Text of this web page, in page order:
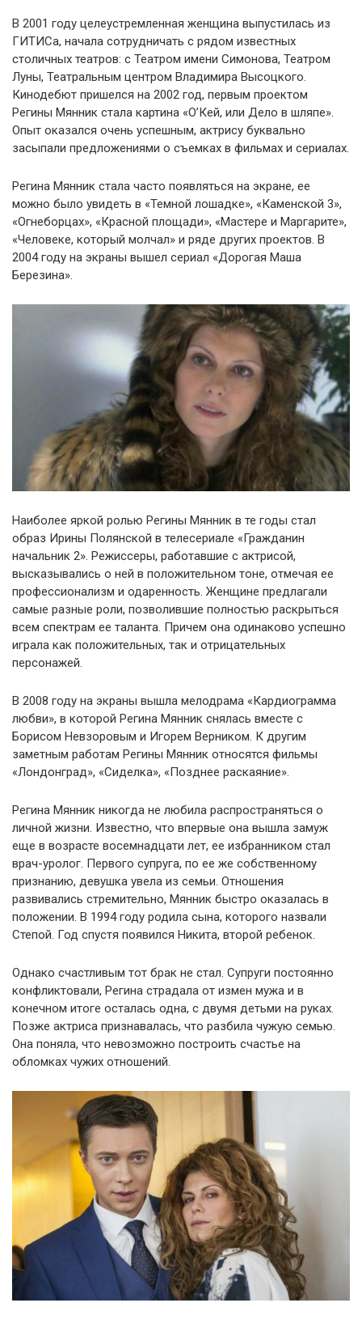
В 2001 году целеустремленная женщина выпустилась из
ГИТИСа, начала сотрудничать с рядом известных
столичных театров: с Театром имени Симонова, Театром
Луны, Театральным центром Владимира Высоцкого.
Кинодебют пришелся на 2002 год, первым проектом
Регины Мянник стала картина «О’Кей, или Дело в шляпе».
Опыт оказался очень успешным, актрису буквально
засыпали предложениями о съемках в фильмах и сериалах.
Регина Мянник стала часто появляться на экране, ее
можно было увидеть в «Темной лошадке», «Каменской 3»,
«Огнеборцах», «Красной площади», «Мастере и Маргарите»,
«Человеке, который молчал» и ряде других проектов. В
2004 году на экраны вышел сериал «Дорогая Маша
Березина».
Наиболее яркой ролью Регины Мянник в те годы стал
образ Ирины Полянской в телесериале «Гражданин
начальник 2». Режиссеры, работавшие с актрисой,
высказывались о ней в положительном тоне, отмечая ее
профессионализм и одаренность. Женщине предлагали
самые разные роли, позволившие полностью раскрыться
всем спектрам ее таланта. Причем она одинаково успешно
играла как положительных, так и отрицательных
персонажей.
В 2008 году на экраны вышла мелодрама «Кардиограмма
любви», в которой Регина Мянник снялась вместе с
Борисом Невзоровым и Игорем Верником. К другим
заметным работам Регины Мянник относятся фильмы
«Лондонград», «Сиделка», «Позднее раскаяние».
Регина Мянник никогда не любила распространяться о
личной жизни. Известно, что впервые она вышла замуж
еще в возрасте восемнадцати лет, ее избранником стал
врач-уролог. Первого супруга, по ее же собственному
признанию, девушка увела из семьи. Отношения
развивались стремительно, Мянник быстро оказалась в
положении. В 1994 году родила сына, которого назвали
Степой. Год спустя появился Никита, второй ребенок.
Однако счастливым тот брак не стал. Супруги постоянно
конфликтовали, Регина страдала от измен мужа и в
конечном итоге осталась одна, с двумя детьми на руках.
Позже актриса признавалась, что разбила чужую семью.
Она поняла, что невозможно построить счастье на
обломках чужих отношений.